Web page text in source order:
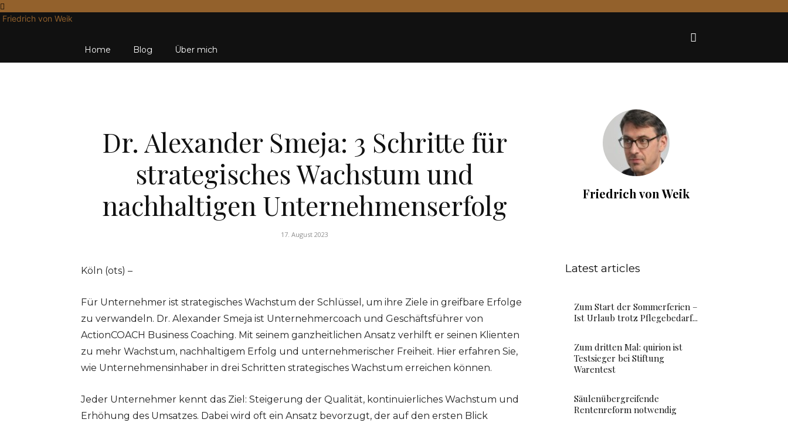
Friedrich von Weik
Home Blog Über mich
Dr. Alexander Smeja: 3 Schritte für
strategisches Wachstum und
nachhaltigen Unternehmenserfolg
17. August 2023
Köln (ots) –
Für Unternehmer ist strategisches Wachstum der Schlüssel, um ihre Ziele in greifbare Erfolge
zu verwandeln. Dr. Alexander Smeja ist Unternehmercoach und Geschäftsführer von
ActionCOACH Business Coaching. Mit seinem ganzheitlichen Ansatz verhilft er seinen Klienten
zu mehr Wachstum, nachhaltigem Erfolg und unternehmerischer Freiheit. Hier erfahren Sie,
wie Unternehmensinhaber in drei Schritten strategisches Wachstum erreichen können.
Jeder Unternehmer kennt das Ziel: Steigerung der Qualität, kontinuierliches Wachstum und
Erhöhung des Umsatzes. Dabei wird oft ein Ansatz bevorzugt, der auf den ersten Blick
Friedrich von Weik
Latest articles
Zum Start der Sommerferien –
Ist Urlaub trotz Pflegebedarf...
Zum dritten Mal: quirion ist
Testsieger bei Stiftung
Warentest
Säulenübergreifende
Rentenreform notwendig